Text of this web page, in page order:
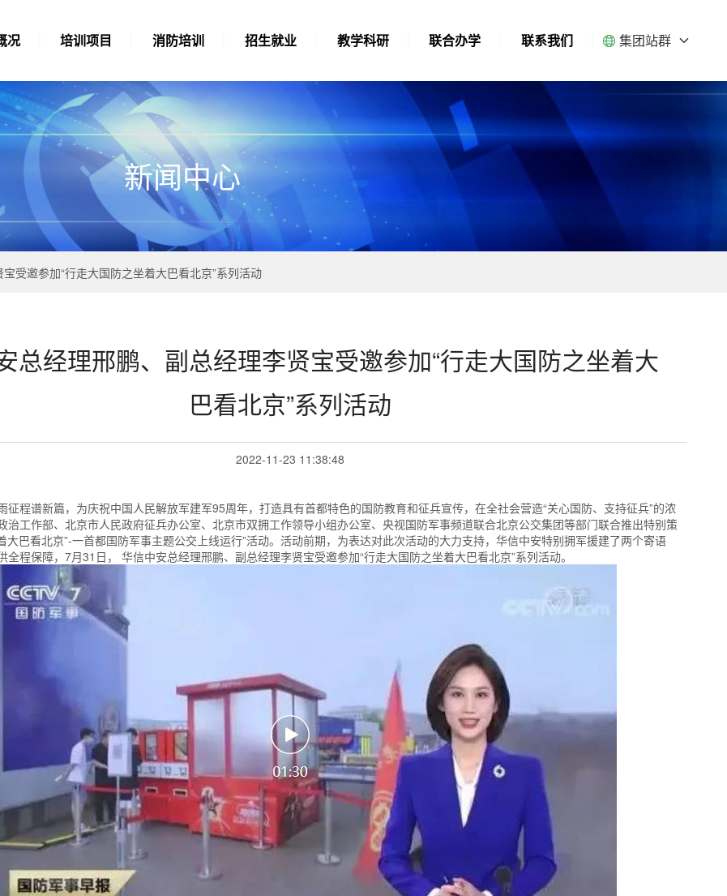
况 培训项目 消防培训 招生就业 教学科研 联合办学 联系我们 集团站群
新闻中心
受邀参加“行走大国防之坐着大巴看北京”系列活动
总经理邢鹏、副总经理李贤宝受邀参加“行走大国防之坐着大
巴看北京”系列活动
2022-11-23 11:38:48
征程谱新篇，为庆祝中国人民解放军建军95周年，打造具有首都特色的国防教育和征兵宣传，在全社会营造“关心国防、支持征兵”的浓
治工作部、北京市人民政府征兵办公室、北京市双拥工作领导小组办公室、央视国防军事频道联合北京公交集团等部门联合推出特别策
大巴看北京”-一首都国防军事主题公交上线运行”活动。活动前期，为表达对此次活动的大力支持，华信中安特别拥军援建了两个寄语
全程保障，7月31日， 华信中安总经理邢鹏、副总经理李贤宝受邀参加“行走大国防之坐着大巴看北京”系列活动。